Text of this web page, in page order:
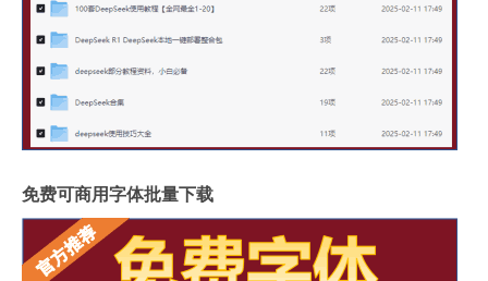
免费可商用字体批量下载